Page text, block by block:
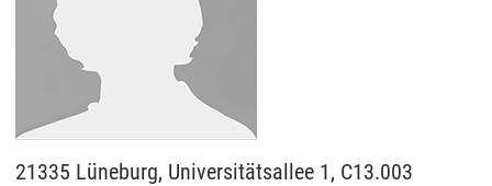
21335 Lüneburg, Universitätsallee 1, C13.003